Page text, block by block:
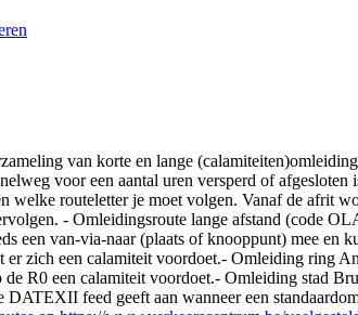
van korte en lange
voor een aantal uren versperd of
welke routeletter je moet volgen. Vanaf de afrit
- Omleidingsroute lange afstand (code
een van-via-naar (plaats of knooppunt) mee
er zich een calamiteit voordoet.- Omleiding
R0 een calamiteit voordoet.- Omleiding stad
DATEXII feed geeft aan wanneer een